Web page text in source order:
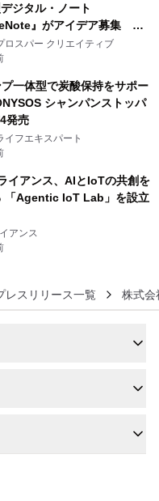
ジタル・ノート
』がアイデア募集 優
に1年間無償試用
ロスパー クリエイティブ
一体型で炭酸保持をサポー
シャンパンストッパ
発売
イフエキスパート
イアンス、AIとIoTの共創を
「Agentic IoT Lab」を設立
アンス
レスリリース一覧 株式会